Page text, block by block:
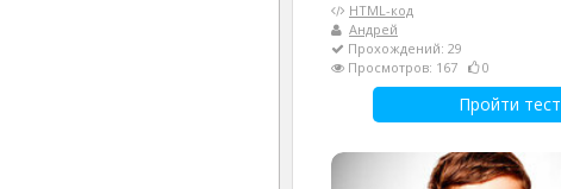
HTML-код
Андрей
Прохождений: 29
Просмотров: 167
0
Пройти тест